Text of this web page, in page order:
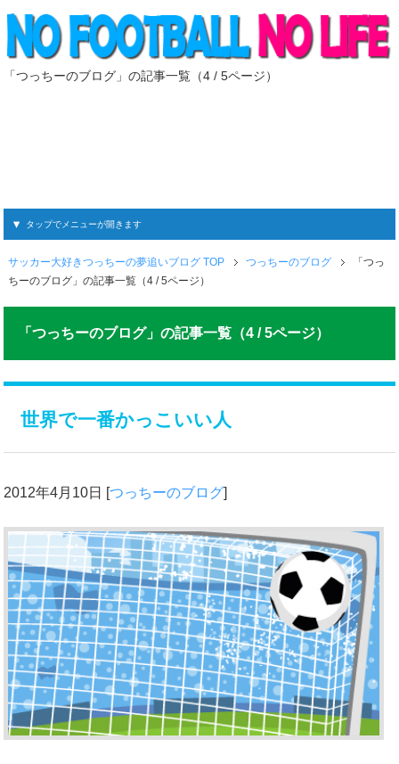
「つっちーのブログ」の記事一覧（4 / 5ページ）
タップでメニューが開きます
サッカー大好きつっちーの夢追いブログ TOP つっちーのブログ
「つっ
ちーのブログ」の記事一覧（4 / 5ページ）
「つっちーのブログ」の記事一覧（4 / 5ページ）
世界で一番かっこいい人
2012年4月10日 [つっちーのブログ]